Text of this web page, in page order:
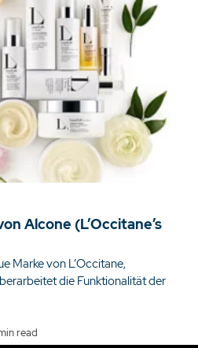
Alcone (L’Occitane’s
Marke von L’Occitane,
die Funktionalität der
read